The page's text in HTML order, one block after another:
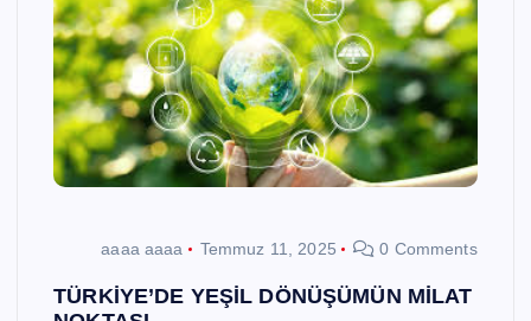
aaaa aaaa Temmuz 11, 2025 0 Comments
TÜRKİYE’DE YEŞİL DÖNÜŞÜMÜN MİLAT